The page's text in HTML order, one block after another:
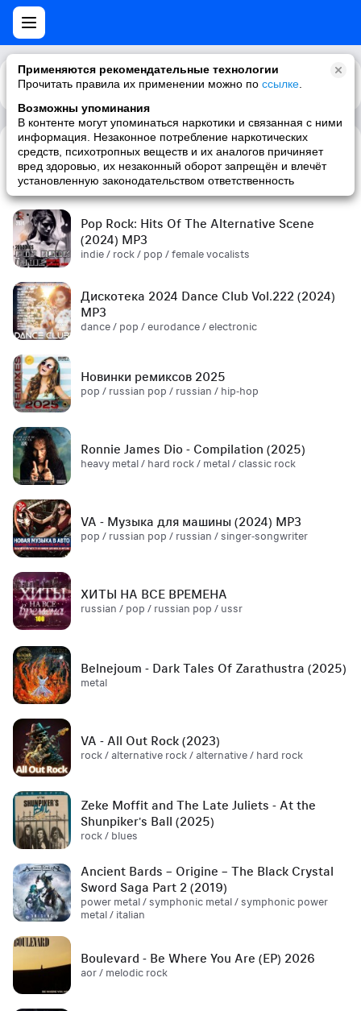
Применяются рекомендательные технологии
Прочитать правила их применении можно по ссылке
Возможны упоминания
В контенте могут упоминаться наркотики и связанная с ними
информация. Незаконное потребление наркотических
средств, психотропных веществ и их аналогов причиняет
вред здоровью, их незаконный оборот запрещён и влечёт
установленную законодательством ответственность
Каталог Рекомендации
Сборник! '90s (2024) MP3
pop / russian pop / russian / '90s
Pop Rock: Hits Of The Alternative Scene
(2024) MP3
indie / rock / pop / female vocalists
Дискотека 2024 Dance Club Vol.222 (2024)
MP3
dance / pop / eurodance / electronic
Новинки ремиксов 2025
pop / russian pop / russian / hip-hop
Ronnie James Dio - Compilation (2025)
heavy metal / hard rock / metal / classic rock
VA - Музыка для машины (2024) MP3
pop / russian pop / russian / singer-songwriter
ХИТЫ НА ВСЕ ВРЕМЕНА
russian / pop / russian pop / ussr
Belnejoum - Dark Tales Of Zarathustra (2025)
metal
VA - All Out Rock (2023)
rock / alternative rock / alternative / hard rock
Zeke Moffit and The Late Juliets - At the
Shunpiker's Ball (2025)
rock / blues
Ancient Bards – Origine – The Black Crystal
Sword Saga Part 2 (2019)
power metal / symphonic metal / symphonic power
metal / italian
Boulevard - Be Where You Are (EP) 2026
aor / melodic rock